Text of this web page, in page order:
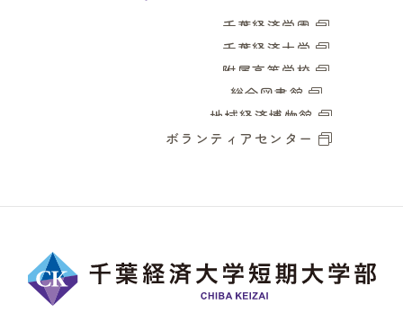
千葉経済学園
千葉経済大学
附属高等学校
総合図書館
地域経済博物館
ボランティアセンター